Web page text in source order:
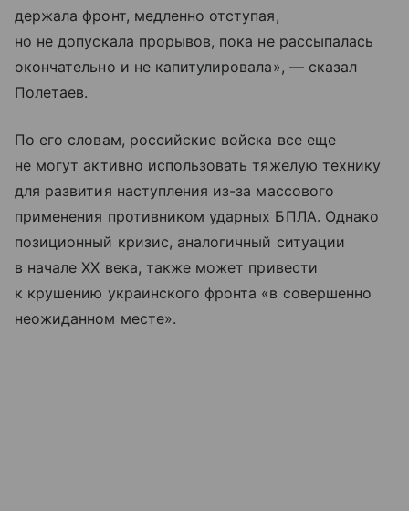
держала фронт, медленно отступая,
но не допускала прорывов, пока не рассыпалась
окончательно и не капитулировала», — сказал
Полетаев.
По его словам, российские войска все еще
не могут активно использовать тяжелую технику
для развития наступления из-за массового
применения противником ударных БПЛА. Однако
позиционный кризис, аналогичный ситуации
в начале XX века, также может привести
к крушению украинского фронта «в совершенно
неожиданном месте».